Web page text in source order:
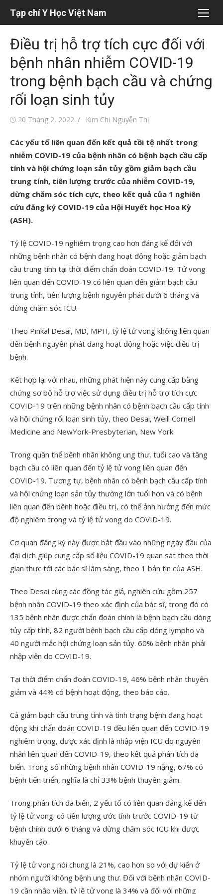
dung
Tạp chí Y Học Việt Nam
Điều trị hỗ trợ tích cực đối với
bệnh nhân nhiễm COVID-19
trong bệnh bạch cầu và chứng
rối loạn sinh tủy
Đăng20 Tháng 2, 2022
Tác
Kim Chi Nguyễn Thị
Các yếu tố liên quan đến kết quả tồi tệ nhất trong
nhiễm COVID-19 của bệnh nhân có bệnh bạch cầu cấp
tính và hội chứng loạn sản tủy gồm giảm bạch cầu
trung tính, tiên lượng trước của nhiễm COVID-19,
dừng chăm sóc tích cực, theo kết quả của 1 nghiên
cứu đăng ký COVID-19 của Hội Huyết học Hoa Kỳ
(ASH).
Tỷ lệ COVID-19 nghiêm trọng cao hơn đáng kể đối với
những bệnh nhân có bệnh đang hoạt động hoặc giảm bạch
cầu trung tính tại thời điểm chẩn đoán COVID-19. Tử vong
liên quan đến COVID-19 có liên quan đến giảm bạch cầu
trung tính, tiên lượng bệnh nguyên phát dưới 6 tháng và
dừng chăm sóc ICU.
Theo Pinkal Desai, MD, MPH, tỷ lệ tử vong không liên quan
đến bệnh nguyên phát đang hoạt động hoặc việc điều trị
bệnh.
Kết hợp lại với nhau, những phát hiện này cung cấp bằng
chứng sơ bộ hỗ trợ việc sử dụng điều trị hỗ trợ tích cực
COVID-19 trên những bệnh nhân có bệnh bạch cầu cấp tính
và hội chứng rối loạn sinh tủy, theo Desai, Weill Cornell
Medicine and NewYork-Presbyterian, New York.
Trong quần thể bệnh nhân không ung thư, tuổi cao và tăng
bạch cầu có liên quan đến tỷ lệ tử vong liên quan đến
COVID-19. Tương tự, bệnh nhân có bệnh bạch cầu cấp tính
và hội chứng loạn sản tủy thường lớn tuổi hơn và có bệnh
liên quan đến bệnh hoặc điều trị, có thể ảnh hưởng đến mức
độ nghiêm trọng và tỷ lệ tử vong do COVID-19.
Cơ quan đăng ký này được bắt đầu vào những ngày đầu của
đại dịch giúp cung cấp số liệu COVID-19 quan sát theo thời
gian thực tới các bác sĩ lâm sàng, theo 1 bản tin của ASH.
Theo Desai cùng các đồng tác giả, nghiên cứu gồm 257
bệnh nhân COVID-19 theo xác định của bác sĩ, trong đó có
135 bệnh nhân được chẩn đoán chính là bệnh bạch cầu dòng
tủy cấp tính, 82 người bệnh bạch cầu cấp dòng lympho và
40 người mắc hội chứng loạn sản tủy. 60% bệnh nhân phải
nhập viện do COVID-19.
Tại thời điểm chẩn đoán COVID-19, 46% bệnh nhân thuyên
giảm và 44% có bệnh hoạt động, theo báo cáo.
Cả giảm bạch cầu trung tính và tình trạng bệnh đang hoạt
động khi chẩn đoán COVID-19 đều liên quan đến COVID-19
nghiêm trọng, được xác định là nhập viện ICU do nguyên
nhân liên quan đến COVID-19, theo kết quả phân tích đa
biến. Trong số những bệnh nhân COVID-19 nặng, 67% có
bệnh tiến triển, nghĩa là chỉ 33% bệnh thuyên giảm.
Trong phân tích đa biến, 2 yếu tố có liên quan đáng kể đến
tỷ lệ tử vong: có tiên lượng ước tính trước COVID-19 từ
bệnh chính dưới 6 tháng và dừng chăm sóc ICU khi được
khuyến cáo.
Tỷ lệ tử vong nói chung là 21%, cao hơn so với dự kiến ở
nhóm người không bệnh ung thư. Đối với bệnh nhân COVID-
19 cần nhập viện, tỷ lệ tử vong là 34% và đối với những